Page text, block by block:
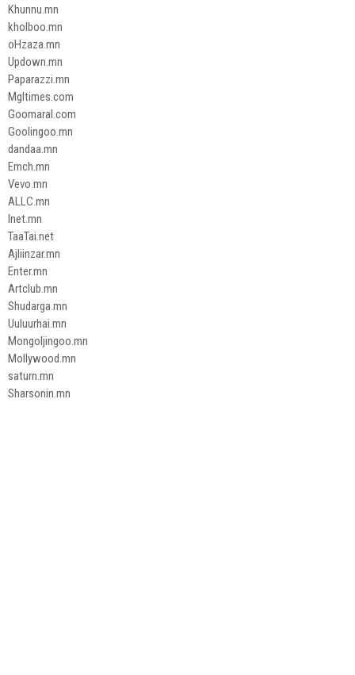
Khunnu.mn
kholboo.mn
oHzaza.mn
Updown.mn
Paparazzi.mn
Mgltimes.com
Goomaral.com
Goolingoo.mn
dandaa.mn
Emch.mn
Vevo.mn
ALLC.mn
Inet.mn
TaaTai.net
Ajliinzar.mn
Enter.mn
Artclub.mn
Shudarga.mn
Uuluurhai.mn
Mongoljingoo.mn
Mollywood.mn
saturn.mn
Sharsonin.mn